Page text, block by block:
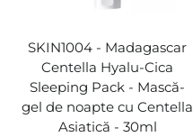
SKIN1004 - Madagascar
Centella Hyalu-Cica
Sleeping Pack - Mască-
gel de noapte cu Centella
Asiatică - 30ml